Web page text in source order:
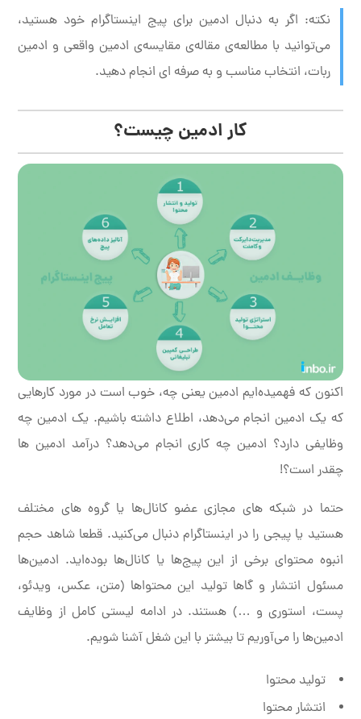
نکته: اگر به دنبال ادمین برای پیج اینستاگرام خود هستید،
می‌توانید با مطالعه‌ی مقاله‌ی مقایسه‌ی ادمین واقعی و ادمین
ربات، انتخاب مناسب و به صرفه ای انجام دهید.
کار ادمین چیست؟
اکنون که فهمیده‌ایم ادمین یعنی چه، خوب است در مورد کارهایی
که یک ادمین انجام می‌دهد، اطلاع داشته باشیم. یک ادمین چه
وظایفی دارد؟ ادمین چه کاری انجام می‌دهد؟ درآمد ادمین ها
چقدر است؟!
حتما در شبکه های مجازی عضو کانال‌ها یا گروه های مختلف
هستید یا پیجی را در اینستاگرام دنبال می‌کنید. قطعا شاهد حجم
انبوه محتوای برخی از این پیج‌ها یا کانال‌ها بوده‌اید. ادمین‌ها
مسئول انتشار و گاها تولید این محتواها (متن، عکس، ویدئو،
پست، استوری و …) هستند. در ادامه لیستی کامل از وظایف
ادمین‌ها را می‌آوریم تا بیشتر با این شغل آشنا شویم.
تولید محتوا
انتشار محتوا